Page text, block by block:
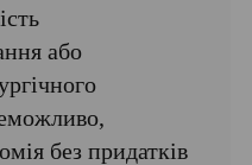
або
без придатків